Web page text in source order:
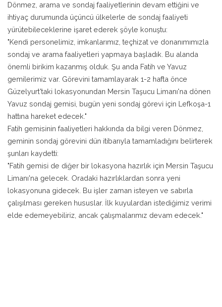
Dönmez, arama ve sondaj faaliyetlerinin devam ettiğini ve
ihtiyaç durumunda üçüncü ülkelerle de sondaj faaliyeti
yürütebileceklerine işaret ederek şöyle konuştu:
"Kendi personelimiz, imkanlarımız, teçhizat ve donanımımızla
sondaj ve arama faaliyetleri yapmaya başladık. Bu alanda
önemli birikim kazanmış olduk. Şu anda Fatih ve Yavuz
gemilerimiz var. Görevini tamamlayarak 1-2 hafta önce
Güzelyurt'taki lokasyonundan Mersin Taşucu Limanı'na dönen
Yavuz sondaj gemisi, bugün yeni sondaj görevi için Lefkoşa-1
hattına hareket edecek."
Fatih gemisinin faaliyetleri hakkında da bilgi veren Dönmez,
geminin sondaj görevini dün itibarıyla tamamladığını belirterek
şunları kaydetti:
"Fatih gemisi de diğer bir lokasyona hazırlık için Mersin Taşucu
Limanı'na gelecek. Oradaki hazırlıklardan sonra yeni
lokasyonuna gidecek. Bu işler zaman isteyen ve sabırla
çalışılması gereken hususlar. İlk kuyulardan istediğimiz verimi
elde edemeyebiliriz, ancak çalışmalarımız devam edecek."